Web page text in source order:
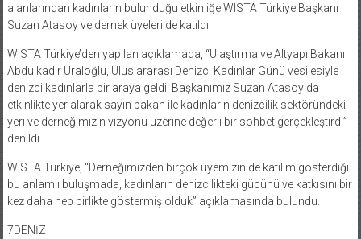
alanlarından kadınların bulunduğu etkinliğe WISTA Türkiye Başkanı
Suzan Atasoy ve dernek üyeleri de katıldı.
WISTA Türkiye’den yapılan açıklamada, “Ulaştırma ve Altyapı Bakanı
Abdulkadir Uraloğlu, Uluslararası Denizci Kadınlar Günü vesilesiyle
denizci kadınlarla bir araya geldi. Başkanımız Suzan Atasoy da
etkinlikte yer alarak sayın bakan ile kadınların denizcilik sektöründeki
yeri ve derneğimizin vizyonu üzerine değerli bir sohbet gerçekleştirdi”
denildi.
WISTA Türkiye, “Derneğimizden birçok üyemizin de katılım gösterdiği
bu anlamlı buluşmada, kadınların denizcilikteki gücünü ve katkısını bir
kez daha hep birlikte göstermiş olduk” açıklamasında bulundu.
7DENİZ